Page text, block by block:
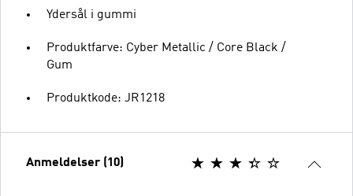
Ydersål i gummi
Produktfarve: Cyber Metallic / Core Black /
Gum
Produktkode: JR1218
Anmeldelser (10)